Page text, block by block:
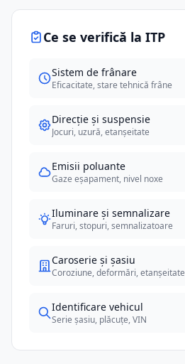
Ce se verifică la ITP
Sistem de frânare
Eficacitate, stare tehnică frâne
Direcție și suspensie
Jocuri, uzură, etanșeitate
Emisii poluante
Gaze eșapament, nivel noxe
Iluminare și semnalizare
Faruri, stopuri, semnalizatoare
Caroserie și șasiu
Coroziune, deformări, etanșeitate
Identificare vehicul
Serie șasiu, plăcuțe, VIN